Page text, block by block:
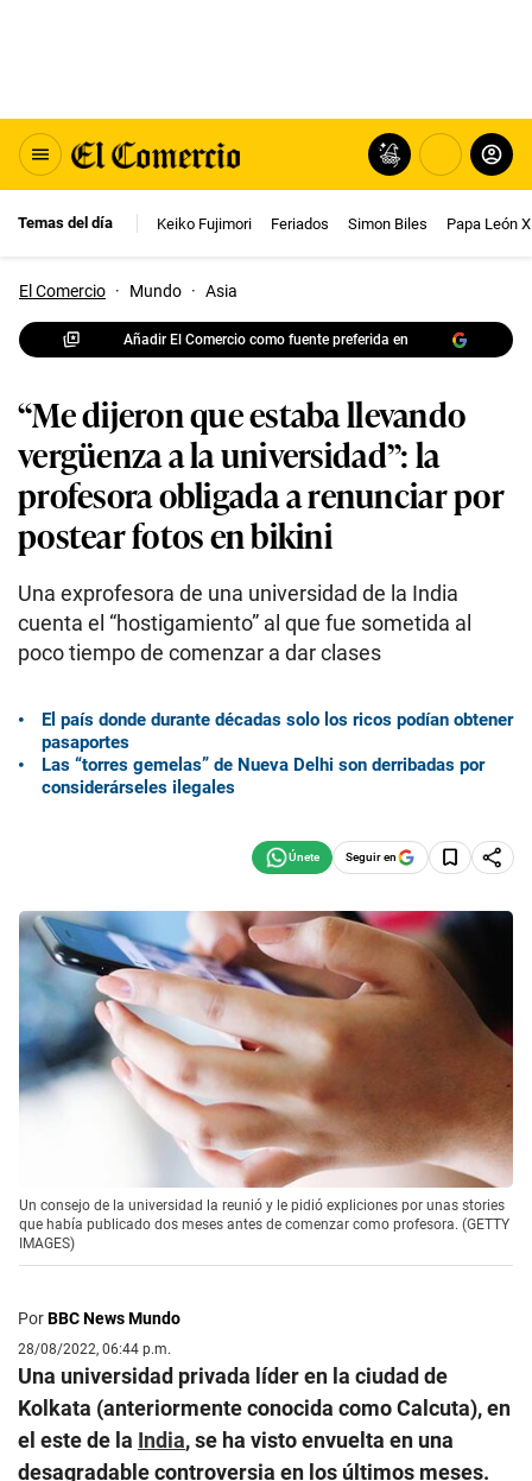
Temas del día Keiko Fujimori Feriados Simon Biles Papa León
El Comercio · Mundo · Asia
Añadir El Comercio como fuente preferida en
“Me dijeron que estaba llevando
vergüenza a la universidad”: la
profesora obligada a renunciar por
postear fotos en bikini
Una exprofesora de una universidad de la India
cuenta el “hostigamiento” al que fue sometida al
poco tiempo de comenzar a dar clases
El país donde durante décadas solo los ricos podían obtener
pasaportes
Las “torres gemelas” de Nueva Delhi son derribadas por
considerárseles ilegales
Seguir en
Un consejo de la universidad la reunió y le pidió expliciones por unas stories
que había publicado dos meses antes de comenzar como profesora. (GETTY
IMAGES)
PorBBC News Mundo
28/08/2022, 06:44 p.m.
Una universidad privada líder en la ciudad de
Kolkata (anteriormente conocida como Calcuta), en
el este de la India, se ha visto envuelta en una
desagradable controversia en los últimos meses.